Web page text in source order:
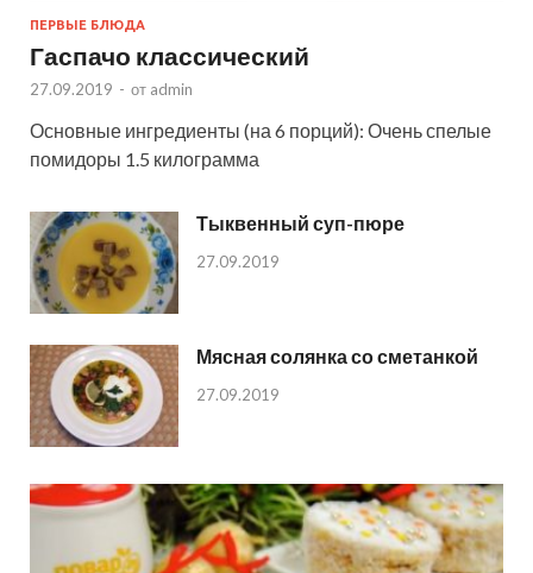
ПЕРВЫЕ БЛЮДА
Гаспачо классический
27.09.2019 - от admin
Основные ингредиенты (на 6 порций): Очень спелые
помидоры 1.5 килограмма
Тыквенный суп-пюре
27.09.2019
Мясная солянка со сметанкой
27.09.2019